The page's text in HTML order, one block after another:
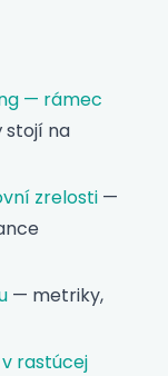
— rámec
na
zrelosti —
— metriky,
rastúcej